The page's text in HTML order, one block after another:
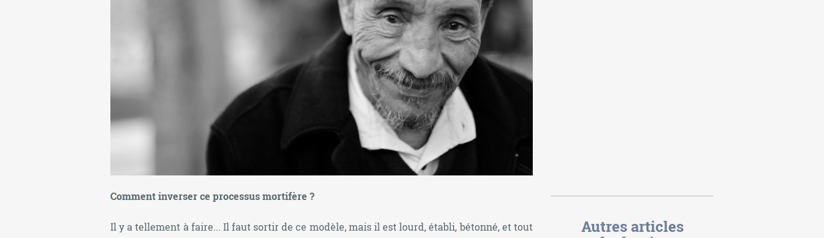
Comment inverser ce processus mortifère ?
Il y a tellement à faire... Il faut sortir de ce modèle, mais il est lourd, établi, bétonné, et tout
Autres articles